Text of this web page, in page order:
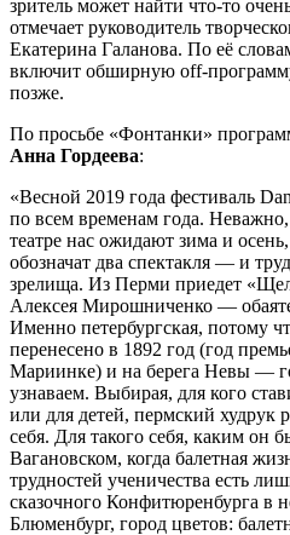
зритель может найти что-то
отмечает руководитель
Екатерина Галанова. По её
включит обширную off-
позже.
По просьбе «Фонтанки»
Анна Гордеева:
«Весной 2019 года фестиваль
по всем временам года.
театре нас ожидают зима и
обозначат два спектакля — и
зрелища. Из Перми приедет
Алексея Мирошниченко —
Именно петербургская, потому
перенесено в 1892 год (год
Мариинке) и на берега Невы —
узнаваем. Выбирая, для кого
или для детей, пермский худрук
себя. Для такого себя, каким он
Вагановском, когда балетная
трудностей ученичества есть
сказочного Конфитюренбурга в
Блюменбург, город цветов: